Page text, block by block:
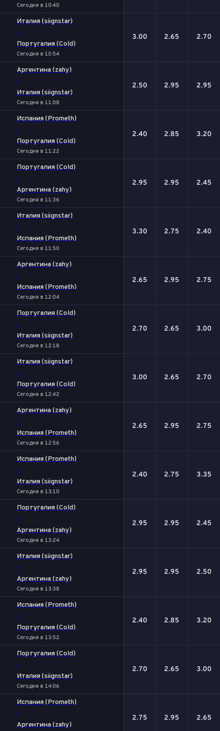
Сегодня в 10:40
Италия (siignstar)
-
Португалия (Cold)
Сегодня в 10:54
3.00 2.65 2.70
Аргентина (zahy)
-
Италия (siignstar)
Сегодня в 11:08
2.50 2.95 2.95
Испания (Prometh)
-
Португалия (Cold)
Сегодня в 11:22
2.40 2.85 3.20
Португалия (Cold)
-
Аргентина (zahy)
Сегодня в 11:36
2.95 2.95 2.45
Италия (siignstar)
-
Испания (Prometh)
Сегодня в 11:50
3.30 2.75 2.40
Аргентина (zahy)
-
Испания (Prometh)
Сегодня в 12:04
2.65 2.95 2.75
Португалия (Cold)
-
Италия (siignstar)
Сегодня в 12:18
2.70 2.65 3.00
Италия (siignstar)
-
Португалия (Cold)
Сегодня в 12:42
3.00 2.65 2.70
Аргентина (zahy)
-
Испания (Prometh)
Сегодня в 12:56
2.65 2.95 2.75
Испания (Prometh)
-
Италия (siignstar)
Сегодня в 13:10
2.40 2.75 3.35
Португалия (Cold)
-
Аргентина (zahy)
Сегодня в 13:24
2.95 2.95 2.45
Италия (siignstar)
-
Аргентина (zahy)
Сегодня в 13:38
2.95 2.95 2.50
Испания (Prometh)
-
Португалия (Cold)
Сегодня в 13:52
2.40 2.85 3.20
Португалия (Cold)
-
Италия (siignstar)
Сегодня в 14:06
2.70 2.65 3.00
Испания (Prometh)
-
Аргентина (zahy)
2.75 2.95 2.65